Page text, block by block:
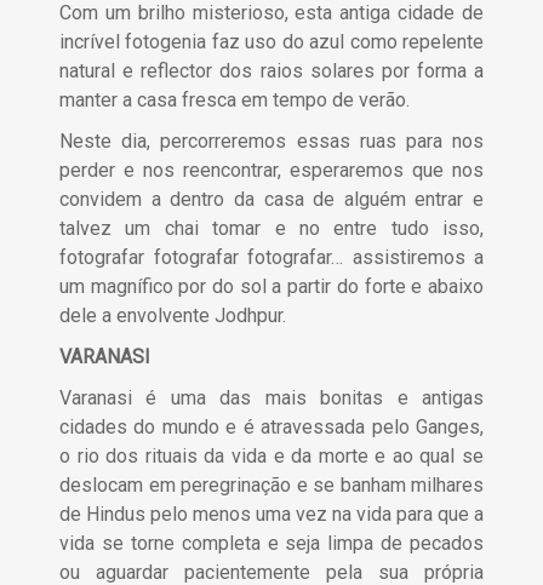
Com um brilho misterioso, esta antiga cidade de
incrível fotogenia faz uso do azul como repelente
natural e reflector dos raios solares por forma a
manter a casa fresca em tempo de verão.
Neste dia, percorreremos essas ruas para nos
perder e nos reencontrar, esperaremos que nos
convidem a dentro da casa de alguém entrar e
talvez um chai tomar e no entre tudo isso,
fotografar fotografar fotografar… assistiremos a
um magnífico por do sol a partir do forte e abaixo
dele a envolvente Jodhpur.
VARANASI
Varanasi é uma das mais bonitas e antigas
cidades do mundo e é atravessada pelo Ganges,
o rio dos rituais da vida e da morte e ao qual se
deslocam em peregrinação e se banham milhares
de Hindus pelo menos uma vez na vida para que a
vida se torne completa e seja limpa de pecados
ou aguardar pacientemente pela sua própria